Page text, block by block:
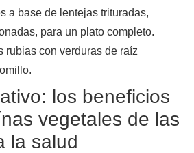
a base de lentejas trituradas,
para un plato completo.
rubias con verduras de raíz
los beneficios
vegetales de las
la salud